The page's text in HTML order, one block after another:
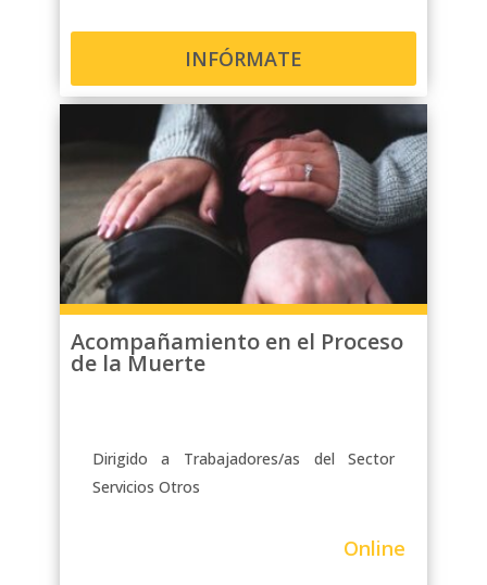
INFÓRMATE
Acompañamiento en el Proceso
de la Muerte
Dirigido a Trabajadores/as del Sector
Servicios Otros
Online